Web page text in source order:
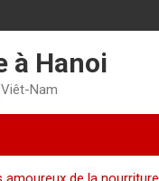
à Hanoi
Nam